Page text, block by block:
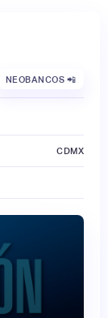
NEOBANCOS 📲
CDMX